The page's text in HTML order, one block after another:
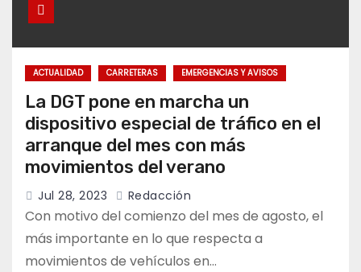
ACTUALIDAD CARRETERAS EMERGENCIAS Y AVISOS
La DGT pone en marcha un
dispositivo especial de tráfico en el
arranque del mes con más
movimientos del verano
Jul 28, 2023 Redacción
Con motivo del comienzo del mes de agosto, el
más importante en lo que respecta a
movimientos de vehículos en…